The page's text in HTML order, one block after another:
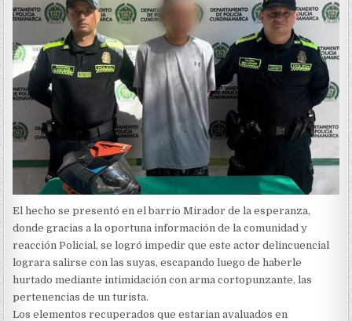
El hecho se presentó en el barrio Mirador de la esperanza,
donde gracias a la oportuna información de la comunidad y
reacción Policial, se logró impedir que este actor delincuencial
lograra salirse con las suyas, escapando luego de haberle
hurtado mediante intimidación con arma cortopunzante, las
pertenencias de un turista.
Los elementos recuperados que estarian avaluados en